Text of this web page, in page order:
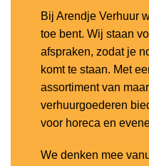
Bij Arendje Verhuur
toe bent. Wij staan
afspraken, zodat je
komt te staan. Met
assortiment van
verhuurgoederen
voor horeca en
We denken mee